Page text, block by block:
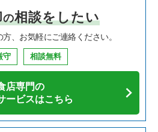
件一覧
き売却物件の案件一覧
案件一覧
物件の案件一覧
却物件の案件一覧
却物件の案件一覧
却物件の案件一覧
却物件の案件一覧
却物件の案件一覧
抜き売却物件の案件一覧
却物件の案件一覧
抜き売却物件の案件一覧
物件の案件一覧
抜き売却物件の案件一覧
物件の案件一覧
焼の居抜き売却物件の案件一覧
抜き売却物件の案件一覧
物件の案件一覧
却物件の案件一覧
抜き売却物件の案件一覧
の相談をしたい
、お気軽にご連絡ください。
守 相談無料
店専門の
ービスはこちら